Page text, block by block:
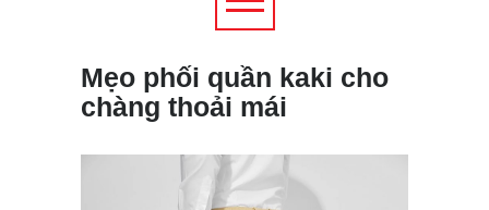
Mẹo phối quần kaki cho
chàng thoải mái